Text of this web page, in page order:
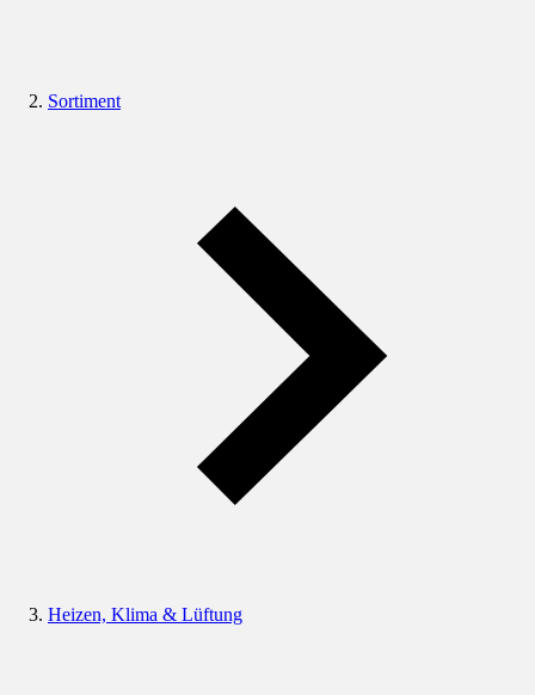
Sortiment
Heizen, Klima & Lüftung